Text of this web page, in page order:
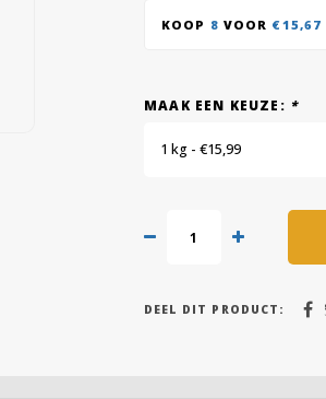
KOOP 8 VOOR €15,67
MAAK EEN KEUZE: *
1 kg - €15,99
DEEL DIT PRODUCT: